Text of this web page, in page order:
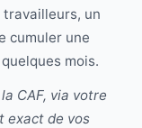
un
cumuler une
mois.
CAF, via votre
exact de vos